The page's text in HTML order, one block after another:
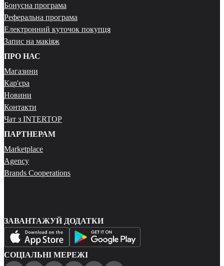
Бонусна програма
Реферальна програма
Електронний куточок покупця
Запис на макіяж
ПРО НАС
Магазини
Кар'єра
Новини
Контакти
Чат з INTERTOP
ПАРТНЕРАМ
Marketplace
Agency
Brands Cooperations
ЗАВАНТАЖУЙ ДОДАТКИ
СОЦІАЛЬНІ МЕРЕЖІ